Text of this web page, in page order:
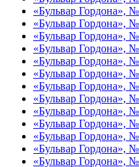
«Бульвар Гордона»,
«Бульвар Гордона»,
«Бульвар Гордона»,
«Бульвар Гордона»,
«Бульвар Гордона»,
«Бульвар Гордона»,
«Бульвар Гордона»,
«Бульвар Гордона»,
«Бульвар Гордона»,
«Бульвар Гордона»,
«Бульвар Гордона»,
«Бульвар Гордона»,
«Бульвар Гордона»,